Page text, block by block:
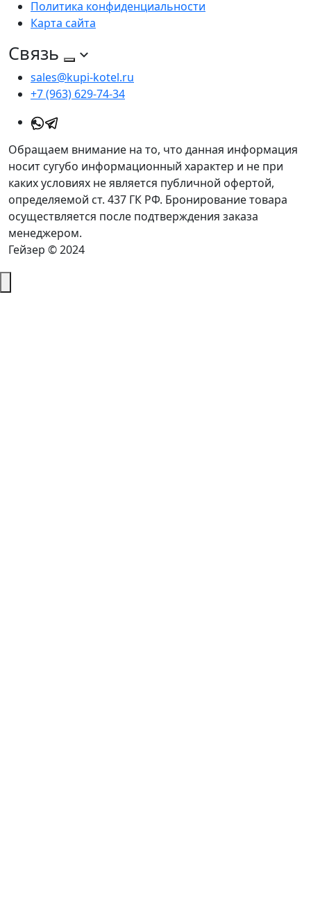
Политика конфиденциальности
Карта сайта
Связь
sales@kupi-kotel.ru
+7 (963) 629-74-34
Обращаем внимание на то, что данная информация
носит сугубо информационный характер и не при
каких условиях не является публичной офертой,
определяемой ст. 437 ГК РФ. Бронирование товара
осуществляется после подтверждения заказа
менеджером.
Гейзер © 2024